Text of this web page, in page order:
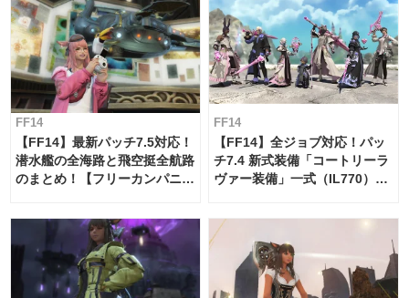
FF14
【FF14】最新パッチ7.5対応！
潜水艦の全海路と飛空挺全航路
のまとめ！【フリーカンパニ
FF14
【FF14】全ジョブ対応！パッ
チ7.4 新式装備「コートリーラ
ヴァー装備」一式（IL770）の